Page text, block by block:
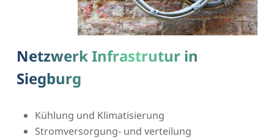
Netzwerk Infrastrutur in
Siegburg
Kühlung und Klimatisierung
Stromversorgung- und verteilung